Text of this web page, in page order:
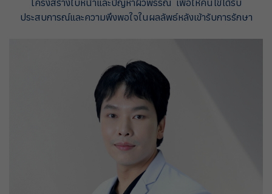
ประสบการณ์และความพึงพอใจในผลลัพธ์หลังเข้ารับการรักษา